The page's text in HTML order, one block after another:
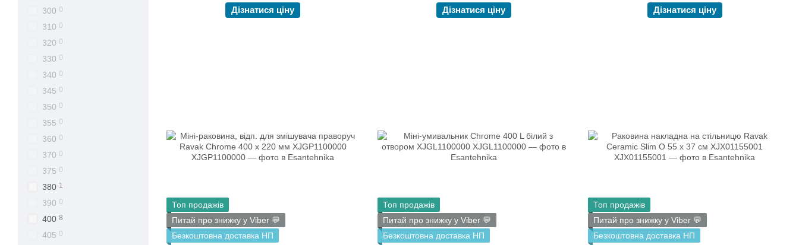
Дізнатися ціну
Дізнатися ціну
Дізнатися ціну
Топ продажів
Питай про знижку у Viber 💬
Безкоштовна доставка НП
Топ продажів
Питай про знижку у Viber 💬
Безкоштовна доставка НП
Топ продажів
Питай про знижку у Viber 💬
Безкоштовна доставка НП
300 0
310 0
320 0
330 0
340 0
345 0
350 0
355 0
360 0
370 0
375 0
380 1
390 0
400 8
405 0